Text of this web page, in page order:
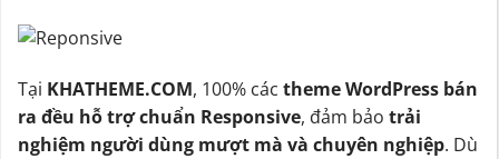
Tại KHATHEME.COM, 100% các theme WordPress bán
ra đều hỗ trợ chuẩn Responsive, đảm bảo trải
nghiệm người dùng mượt mà và chuyên nghiệp. Dù